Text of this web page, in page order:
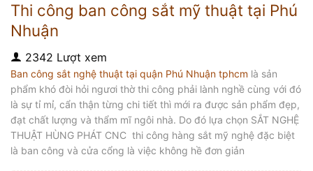
Thi công ban công sắt mỹ thuật tại Phú
Nhuận
2342 Lượt xem
Ban công sắt nghệ thuật tại quận Phú Nhuận tphcm là sản
phẩm khó đòi hỏi ngươi thờ thi công phải lành nghề cùng với đó
là sự tỉ mỉ, cẩn thận từng chi tiết thì mới ra được sản phẩm đẹp,
đạt chất lượng và thẩm mĩ ngôi nhà. Do đó lựa chọn SẮT NGHỆ
THUẬT HÙNG PHÁT CNC thi công hàng sắt mỹ nghệ đặc biệt
là ban công và cửa cổng là việc không hề đơn giản